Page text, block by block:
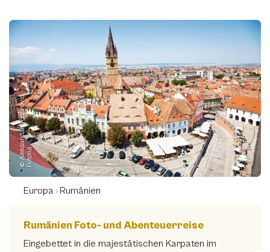
©
A
l
ek
s
a
n
d
a
r
T
o
d
o
r
o
v
i
c
-
F
o
t
o
l
ia
Europa Rumänien
Rumänien Foto- und Abenteuerreise
Eingebettet in die majestätischen Karpaten im